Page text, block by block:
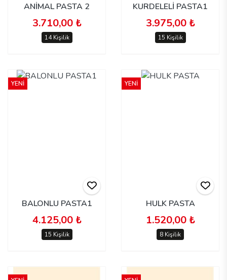
ANİMAL PASTA 2
3.710,00 ₺
14 Kişilik
KURDELELİ PASTA1
3.975,00 ₺
15 Kişilik
BALONLU PASTA1
4.125,00 ₺
15 Kişilik
YENİ
HULK PASTA
1.520,00 ₺
8 Kişilik
YENİ